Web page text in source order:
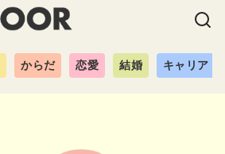
からだ 恋愛 結婚 キャリア